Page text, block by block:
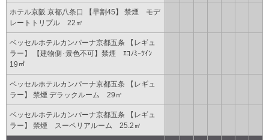
ホテル京阪 京都八条口 【早割45】 禁煙 モデ
レートトリプル 22㎡
ベッセルホテルカンパーナ京都五条 【レギュ
ラー】 【建物側･景色不可】禁煙 ｴｺﾉﾐｰﾂｲﾝ
19㎡
ベッセルホテルカンパーナ京都五条 【レギュ
ラー】 禁煙 デラックルーム 29㎡
ベッセルホテルカンパーナ京都五条 【レギュ
ラー】 禁煙 スーペリアルーム 25.2㎡